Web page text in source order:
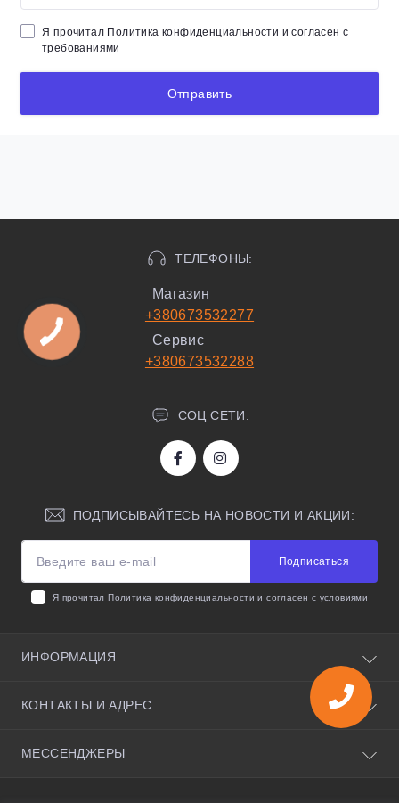
Я прочитал Политика конфиденциальности и согласен с
требованиями
Отправить
ТЕЛЕФОНЫ:
Магазин
+380673532277
Сервис
+380673532288
СОЦ СЕТИ:
ПОДПИСЫВАЙТЕСЬ НА НОВОСТИ И АКЦИИ:
Подписаться
Я прочиталПолитика конфиденциальности и согласен с условиями
ИНФОРМАЦИЯ
Полезные советы
Политика конфиденциальности
КОНТАКТЫ И АДРЕС
Черновола 35, 08141
МЕССЕНДЖЕРЫ